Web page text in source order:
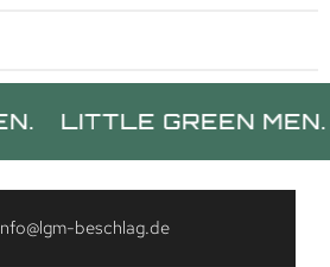
GREEN MEN.
beschlag.de